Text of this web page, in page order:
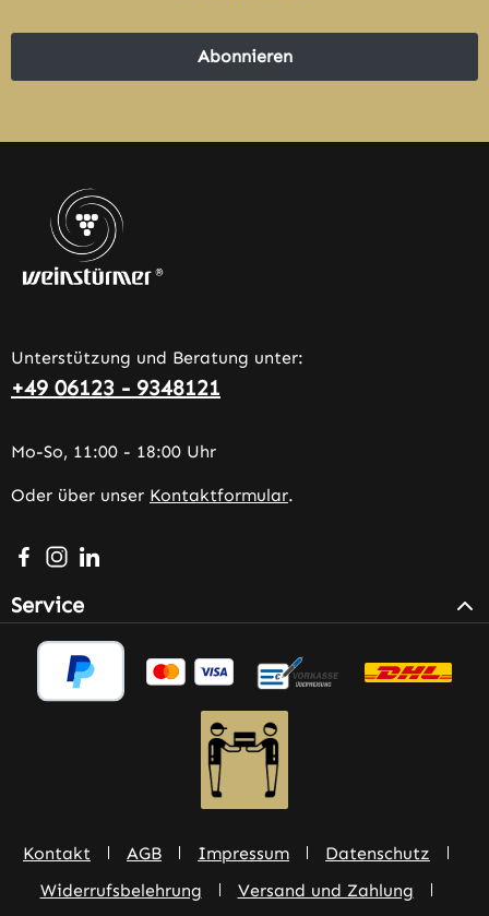
Abonnieren
Unterstützung und Beratung unter:
+49 06123 - 9348121
Mo-So, 11:00 - 18:00 Uhr
Oder über unser Kontaktformular.
Besuche uns auf Facebook – öffnet in neuem Tab
Schau auf Instagram vorbei – öffnet in neuem Tab
Vernetze dich mit uns auf LinkedIn – öffnet in
Service
Kontakt AGB Impressum
Datenschutz
Widerrufsbelehrung
Versand und Zahlung